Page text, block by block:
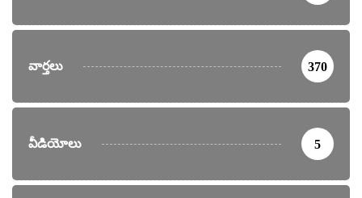
వార్తలు 370
వీడియోలు 5